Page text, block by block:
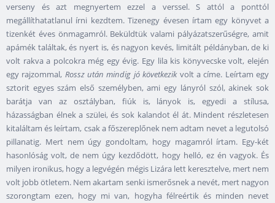
verseny és azt megnyertem ezzel a verssel. S attól a ponttól
megállíthatatlanul írni kezdtem. Tizenegy évesen írtam egy könyvet a
tizenkét éves önmagamról. Beküldtük valami pályázatszerűségre, amit
apámék találtak, és nyert is, és nagyon kevés, limitált példányban, de ki
volt rakva a polcokra még egy évig. Egy lila kis könyvecske volt, elején
egy rajzommal, Rossz után mindig jó következikvolt a címe. Leírtam egy
sztorit egyes szám első személyben, ami egy lányról szól, akinek sok
barátja van az osztályban, fiúk is, lányok is, egyedi a stílusa,
házasságban élnek a szülei, és sok kalandot él át. Mindent részletesen
kitaláltam és leírtam, csak a főszereplőnek nem adtam nevet a legutolsó
pillanatig. Mert nem úgy gondoltam, hogy magamról írtam. Egy-két
hasonlóság volt, de nem úgy kezdődött, hogy helló, ez én vagyok. És
milyen ironikus, hogy a legvégén mégis Lizára lett keresztelve, mert nem
volt jobb ötletem. Nem akartam senki ismerősnek a nevét, mert nagyon
szorongtam ezen, hogy mi van, hogyha félreértik és minden nevet